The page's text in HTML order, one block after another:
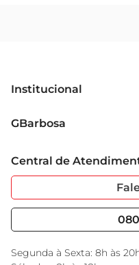
Institucional
Grupo Cencosud
Sobre Privacidade
Portal do Fornecedo
Nossas Lojas
GBarbosa
Garantia Estendida
Serviços
Black Friday
Encarte do Dia
Central de
Segunda à Sexta: 8h às